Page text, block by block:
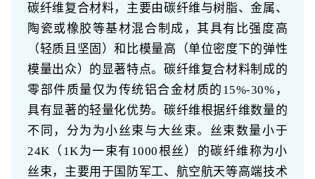
碳纤维复合材料，主要由碳纤维与树脂、金属、
陶瓷或橡胶等基材混合制成，其具有比强度高
（轻质且坚固）和比模量高（单位密度下的弹性
模量出众）的显著特点。碳纤维复合材料制成的
零部件质量仅为传统铝合金材质的15%-30%，
具有显著的轻量化优势。碳纤维根据纤维数量的
不同，分为为小丝束与大丝束。丝束数量小于
24K（1K为一束有1000根丝）的碳纤维称为小
丝束，主要用于国防军工、航空航天等高端技术